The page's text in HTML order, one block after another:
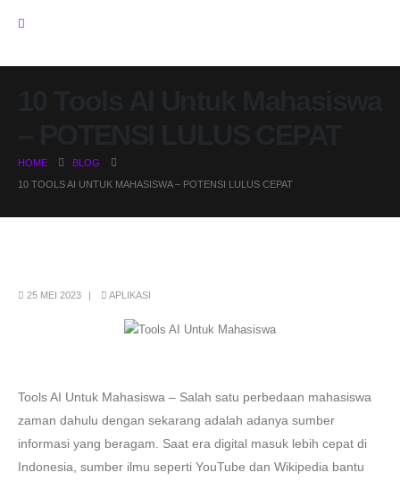
HOME
BLOG
10 TOOLS AI UNTUK MAHASISWA – POTENSI LULUS CEPAT
25 MEI 2023 APLIKASI
Tools AI Untuk Mahasiswa – Salah satu perbedaan mahasiswa
zaman dahulu dengan sekarang adalah adanya sumber
informasi yang beragam. Saat era digital masuk lebih cepat di
Indonesia, sumber ilmu seperti YouTube dan Wikipedia bantu